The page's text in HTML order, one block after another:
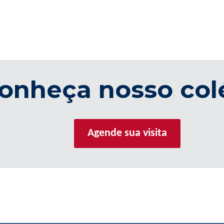
nosso
Agende sua visita